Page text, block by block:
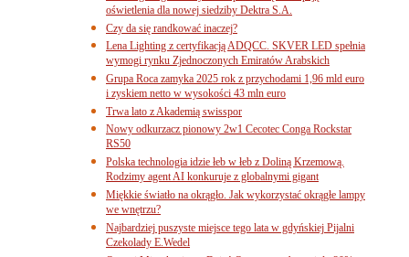
oświetlenia dla nowej siedziby Dektra S.A.
Czy da się randkować inaczej?
Lena Lighting z certyfikacją ADQCC. SKVER LED spełnia
wymogi rynku Zjednoczonych Emiratów Arabskich
Grupa Roca zamyka 2025 rok z przychodami 1,96 mld euro
i zyskiem netto w wysokości 43 mln euro
Trwa lato z Akademią swisspor
Nowy odkurzacz pionowy 2w1 Cecotec Conga Rockstar
RS50
Polska technologia idzie łeb w łeb z Doliną Krzemową.
Rodzimy agent AI konkuruje z globalnymi gigant
Miękkie światło na okrągło. Jak wykorzystać okrągłe lampy
we wnętrzu?
Najbardziej puszyste miejsce tego lata w gdyńskiej Pijalni
Czekolady E.Wedel